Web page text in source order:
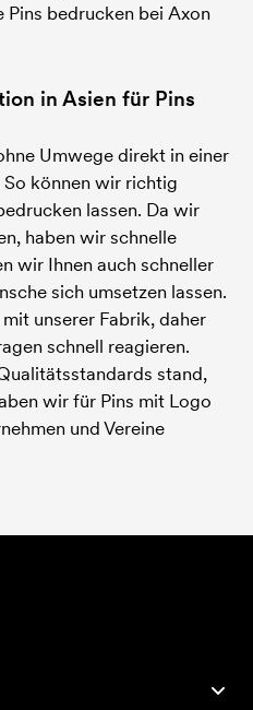
Pins bedrucken bei Axon
in Asien für Pins
Umwege direkt in einer
können wir richtig
lassen. Da wir
haben wir schnelle
wir Ihnen auch schneller
sich umsetzen lassen.
unserer Fabrik, daher
schnell reagieren.
stand,
wir für Pins mit Logo
und Vereine